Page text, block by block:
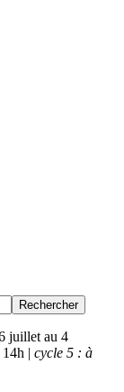
Rechercher
juillet au 4
| cycle 5 : à